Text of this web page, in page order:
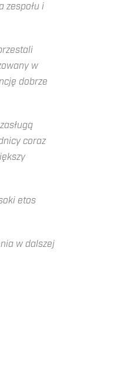
zespołu i
w
dobrze
coraz
etos
w dalszej